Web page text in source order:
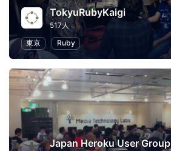
TokyuRubyKaigi
517人
東京
Ruby
Japan Heroku User Group